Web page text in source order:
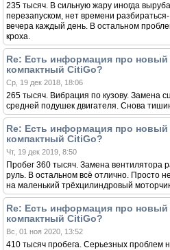
235 тысяч. В сильную жару иногда
перезапуском, нет времени
вечера каждый день. В остальном
кроха.
Re: Есть информация про новый
компактный CitiGo?
Ср, 19 дек 2018, 18:06
265 тысяч. Вибрация по кузову. Замена
средней подушек двигателя. Снова
Re: Есть информация про новый
компактный CitiGo?
Чт, 19 дек 2019, 8:50
Пробег 360 тысяч. Замена вентилятора
руль. В остальном всё отлично. Просто
на маленький трёхцилиндровый
Re: Есть информация про новый
компактный CitiGo?
Вс, 01 ноя 2020, 13:52
410 тысяч пробега. Серьезных проблем